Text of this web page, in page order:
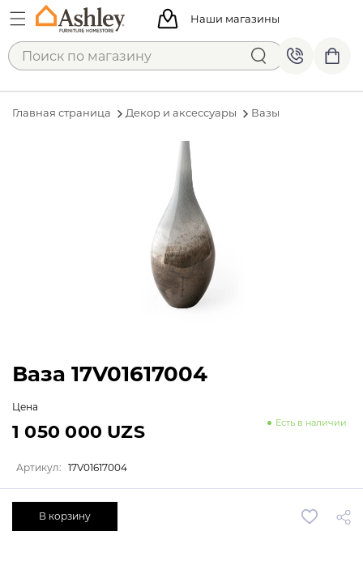
Наши магазины
Главная страница Декор и аксессуары Вазы
Ваза 17V01617004
Цена
Есть в наличии
1 050 000 UZS
Артикул: 17V01617004
В корзину